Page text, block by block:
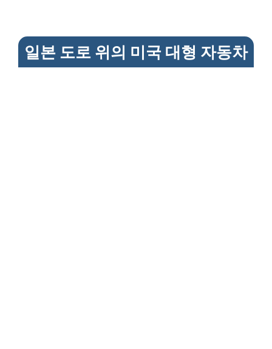
일본 도로 위의 미국 대형 자동차